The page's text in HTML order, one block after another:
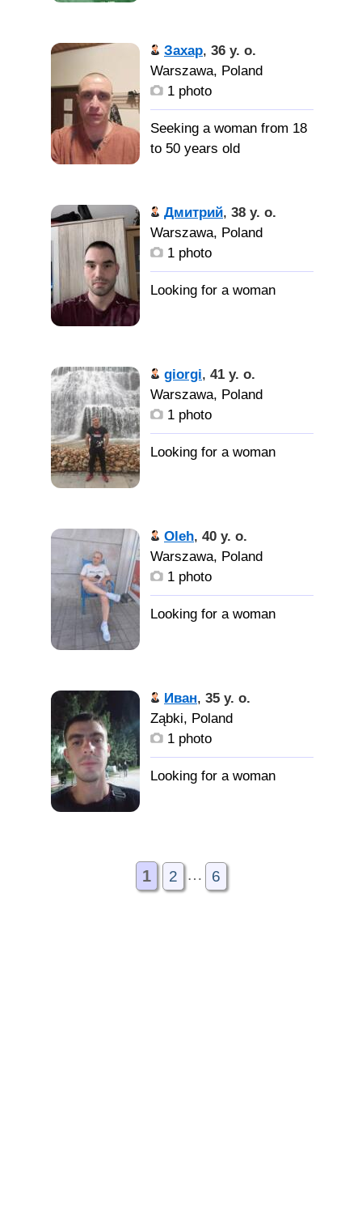
Захар, 36 y. o.
Warszawa, Poland
1 photo
Seeking a woman from 18
to 50 years old
Дмитрий, 38 y. o.
Warszawa, Poland
1 photo
giorgi, 41 y. o.
Warszawa, Poland
1 photo
Oleh, 40 y. o.
Warszawa, Poland
1 photo
Иван, 35 y. o.
Ząbki, Poland
1 photo
1 2 … 6